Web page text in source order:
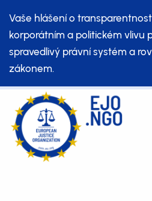
Vaše hlášení o
korporátním a politickém vlivu
spravedlivý právní systém a
zákonem.